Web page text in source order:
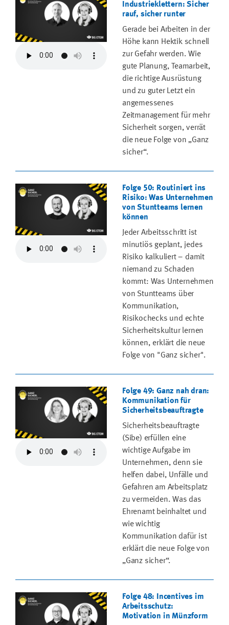
Industrieklettern: Sicher
rauf, sicher runter
Gerade bei Arbeiten in der
Höhe kann Hektik schnell
zur Gefahr werden. Wie
gute Planung, Teamarbeit,
die richtige Ausrüstung
und zu guter Letzt ein
angemessenes
Zeitmanagement für mehr
Sicherheit sorgen, verrät
die neue Folge von „Ganz
sicher“.
Folge 50: Routiniert ins
Risiko: Was Unternehmen
von Stuntteams lernen
können
Jeder Arbeitsschritt ist
minutiös geplant, jedes
Risiko kalkuliert – damit
niemand zu Schaden
kommt: Was Unternehmen
von Stuntteams über
Kommunikation,
Risikochecks und echte
Sicherheitskultur lernen
können, erklärt die neue
Folge von "Ganz sicher".
Folge 49: Ganz nah dran:
Kommunikation für
Sicherheitsbeauftragte
Sicherheitsbeauftragte
(Sibe) erfüllen eine
wichtige Aufgabe im
Unternehmen, denn sie
helfen dabei, Unfälle und
Gefahren am Arbeitsplatz
zu vermeiden. Was das
Ehrenamt beinhaltet und
wie wichtig
Kommunikation dafür ist
erklärt die neue Folge von
„Ganz sicher“.
Folge 48: Incentives im
Arbeitsschutz:
Motivation in Münzform